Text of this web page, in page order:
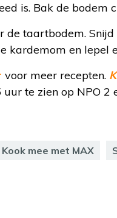
is. Bak de
de taartbodem.
kardemom en lepel
voor meer recepten.
te zien op NPO 2
Kook mee met MAX